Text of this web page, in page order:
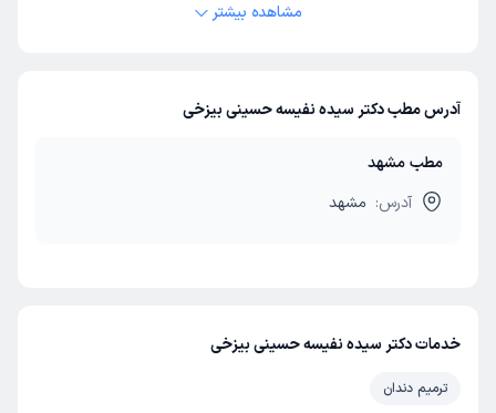
مشاهده بیشتر
آدرس مطب دکتر سیده نفیسه حسینی بیزخی
مطب مشهد
آدرس: مشهد
خدمات دکتر سیده نفیسه حسینی بیزخی
ترمیم دندان